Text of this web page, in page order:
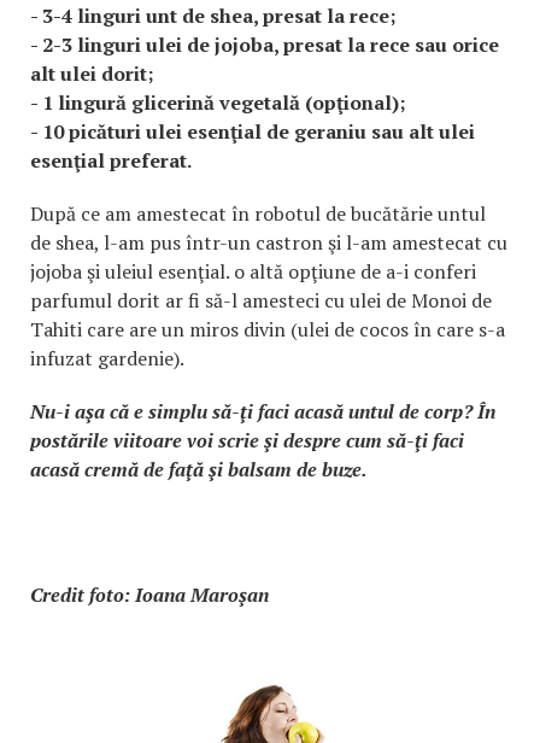
- 3-4 linguri unt de shea, presat la rece;
- 2-3 linguri ulei de jojoba, presat la rece sau orice
alt ulei dorit;
- 1 lingură glicerină vegetală (opţional);
- 10 picături ulei esenţial de geraniu sau alt ulei
esenţial preferat.
După ce am amestecat în robotul de bucătărie untul
de shea, l-am pus într-un castron şi l-am amestecat cu
jojoba şi uleiul esenţial. o altă opţiune de a-i conferi
parfumul dorit ar fi să-l amesteci cu ulei de Monoi de
Tahiti care are un miros divin (ulei de cocos în care s-a
infuzat gardenie).
Nu-i aşa că e simplu să-ţi faci acasă untul de corp? În
postările viitoare voi scrie şi despre cum să-ţi faci
acasă cremă de faţă şi balsam de buze.
Credit foto: Ioana Maroşan